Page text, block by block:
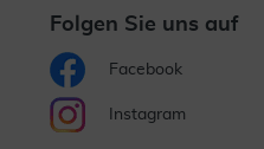
Folgen Sie uns auf
Facebook
Instagram